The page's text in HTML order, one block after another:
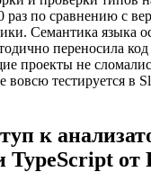
раз по сравнению с
Семантика языка
переносила
проекты не
вовсю тестируется в
к
TypeScript от